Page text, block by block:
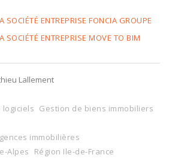
SOCIÉTÉ ENTREPRISE FONCIA GROUPE
SOCIÉTÉ ENTREPRISE MOVE TO BIM
Lallement
logiciels Gestion de biens immobiliers
immobilières
Alpes
Région Ile-de-France